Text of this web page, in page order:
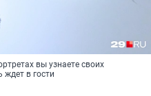
вы узнаете своих
ждет в гости